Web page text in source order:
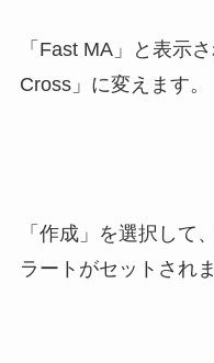
「Fast MA」と表示
Cross」に変えます。
「作成」を選択して
ラートがセットされま